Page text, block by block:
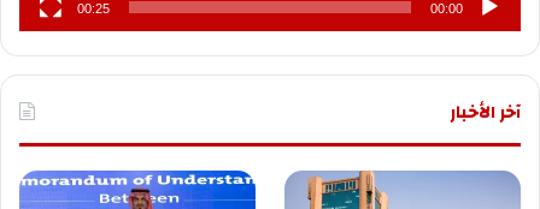
00:00
00:25
آخر الأخبار